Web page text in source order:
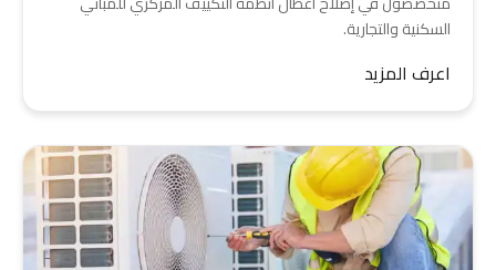
السكنية والتجارية.
اعرف المزيد